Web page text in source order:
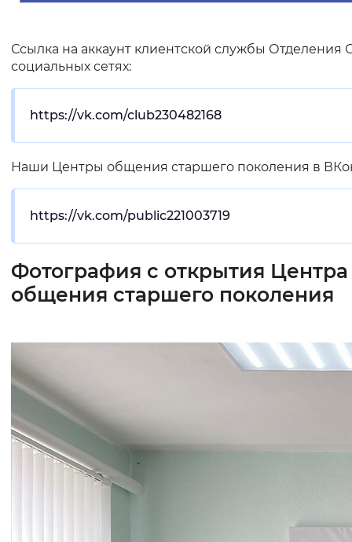
Ссылка на аккаунт клиентской службы Отделения
социальных сетях:
https://vk.com/club230482168
Наши Центры общения старшего поколения в
https://vk.com/public221003719
Фотография с открытия Центра
общения старшего поколения